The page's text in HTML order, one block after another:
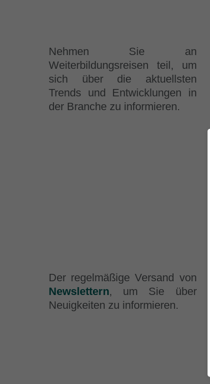
Nehmen Sie an
Weiterbildungsreisen teil, um
sich über die aktuellsten
Trends und Entwicklungen in
der Branche zu informieren.
Der regelmäßige Versand von
Newslettern, um Sie über
Neuigkeiten zu informieren.